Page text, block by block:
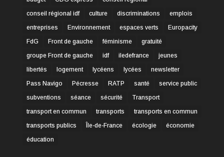
conseil régional idf
culture discriminations
emplois
entreprises
Environnement espaces verts
Europacity
FdG
Front de gauche féminisme
gratuité
groupe Front de gauche
idf iledefrance
jeunes
libertés
logement lycéens lycées
newsletter
Pass Navigo
Pécresse RATP santé
service public
subventions
séance sécurité
Transport
transport en commun
transports
transports en commun
transports publics
Île-de-France écologie
économie
éducation